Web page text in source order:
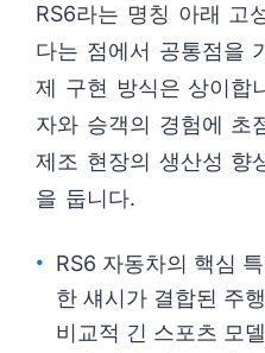
RS6라는 명칭 아래 고
다는 점에서 공통점을
제 구현 방식은 상이합
자와 승객의 경험에 초
제조 현장의 생산성 향
을 둡니다.
RS6 자동차의 핵심
한 섀시가 결합된 주
비교적 긴 스포츠 모